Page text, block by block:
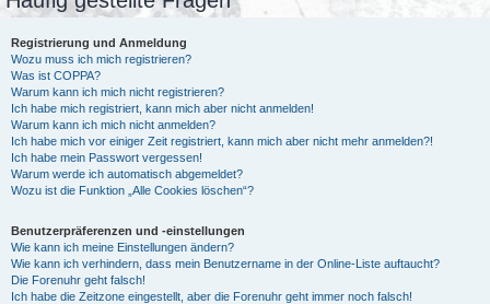
Registrierung und Anmeldung
Wozu muss ich mich registrieren?
Was ist COPPA?
Warum kann ich mich nicht registrieren?
Ich habe mich registriert, kann mich aber nicht anmelden!
Warum kann ich mich nicht anmelden?
Ich habe mich vor einiger Zeit registriert, kann mich aber nicht mehr anmelden?!
Ich habe mein Passwort vergessen!
Warum werde ich automatisch abgemeldet?
Wozu ist die Funktion „Alle Cookies löschen“?
Benutzerpräferenzen und -einstellungen
Wie kann ich meine Einstellungen ändern?
Wie kann ich verhindern, dass mein Benutzername in der Online-Liste auftaucht?
Die Forenuhr geht falsch!
Ich habe die Zeitzone eingestellt, aber die Forenuhr geht immer noch falsch!